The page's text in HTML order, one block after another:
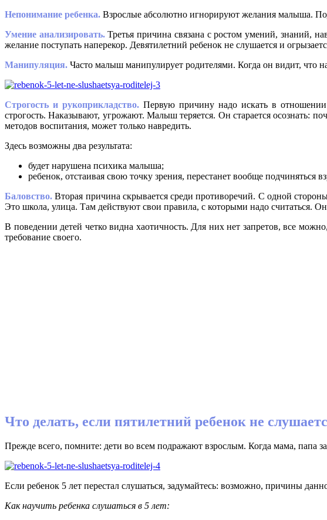
Непонимание ребенка. Взрослые абсолютно игнорируют желания малыша.
Умение анализировать.Третья причина связана с ростом умений, знаний,
желание поступать наперекор. Девятилетний ребенок не слушается и
Манипуляция. Часто малыш манипулирует родителями. Когда он видит, что
Строгость и рукоприкладство. Первую причину надо искать в отношении
строгость. Наказывают, угрожают. Малыш теряется. Он старается осознать:
методов воспитания, может только навредить.
Здесь возможны два результата:
будет нарушена психика малыша;
ребенок, отстаивая свою точку зрения, перестанет вообще подчиняться
Баловство. Вторая причина скрывается среди противоречий. С одной
Это школа, улица. Там действуют свои правила, с которыми надо считаться.
В поведении детей четко видна хаотичность. Для них нет запретов, все
требование своего.
Что делать, если пятилетний ребенок не
Прежде всего, помните: дети во всем подражают взрослым. Когда мама,
Если ребенок 5 лет перестал слушаться, задумайтесь: возможно, причины
Как научить ребенка слушаться в 5 лет: